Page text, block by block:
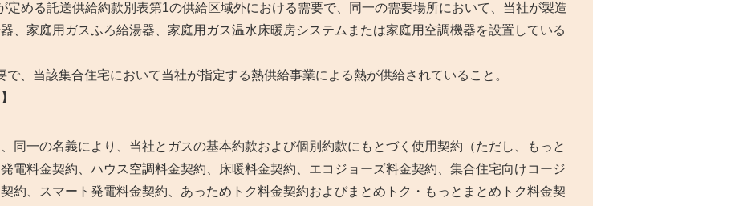
定める託送供給約款別表第1の供給区域外における需要で、同一の需要場所において、当社が製造
、家庭用ガスふろ給湯器、家庭用ガス温水床暖房システムまたは家庭用空調機器を設置している
で、当該集合住宅において当社が指定する熱供給事業による熱が供給されていること。
同一の名義により、当社とガスの基本約款および個別約款にもとづく使用契約（ただし、もっと
電料金契約、ハウス空調料金契約、床暖料金契約、エコジョーズ料金契約、集合住宅向けコージ
約、スマート発電料金契約、あっためトク料金契約およびまとめトク・もっとまとめトク料金契